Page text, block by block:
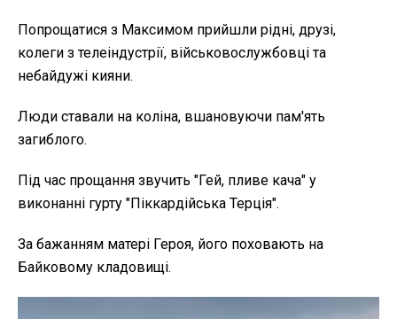
Попрощатися з Максимом прийшли рідні, друзі,
колеги з телеіндустрії, військовослужбовці та
небайдужі кияни.
Люди ставали на коліна, вшановуючи пам'ять
загиблого.
Під час прощання звучить "Гей, пливе кача" у
виконанні гурту "Піккардійська Терція".
За бажанням матері Героя, його поховають на
Байковому кладовищі.